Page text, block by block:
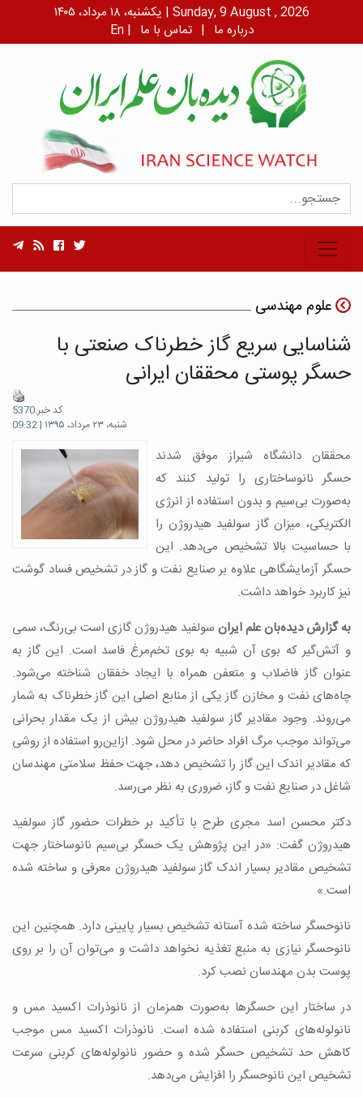
یکشنبه، ۱۸ مرداد، ۱۴۰۵ | Sunday, 9 August , 2026
En | درباره ما | تماس با ما
علوم مهندسی
شناسایی سریع گاز خطرناک صنعتی با
حسگر پوستی محققان ایرانی
کد خبر:5370
شنبه، ۲۳ مرداد، ۱۳۹۵ | 09:32
محققان دانشگاه شیراز موفق شدند
حسگر نانوساختاری را تولید کنند که
به‌صورت بی‌سیم و بدون استفاده از انرژی
الکتریکی، میزان گاز سولفید هیدروژن را
با حساسیت بالا تشخیص می‌دهد. این
حسگر آزمایشگاهی علاوه بر صنایع نفت و گاز در تشخیص فساد گوشت
نیز کاربرد خواهد داشت.
به گزارش دیده‌بان علم ایران سولفید هیدروژن گازی است بی‌رنگ، سمی
و آتش‌گیر که بوی آن شبیه به بوی تخم‌مرغ فاسد است. این گاز به
عنوان گاز فاضلاب و متعفن همراه با ایجاد خفقان شناخته می‌شود.
چاه‌های نفت و مخازن گاز یکی از منابع اصلی این گاز خطرناک به شمار
می‌روند. وجود مقادیر گاز سولفید هیدروژن بیش از یک مقدار بحرانی
می‌تواند موجب مرگ افراد حاضر در محل شود. ازاین‌رو استفاده از روشی
که مقادیر اندک این گاز را تشخیص دهد، جهت حفظ سلامتی مهندسان
شاغل در صنایع نفت و گاز، ضروری به نظر می‌رسد.
دکتر محسن اسد مجری طرح با تأکید بر خطرات حضور گاز سولفید
هیدروژن گفت: «در این پژوهش یک حسگر بی‌سیم نانوساختار جهت
تشخیص مقادیر بسیار اندک گاز سولفید هیدروژن معرفی و ساخته ‌شده
است.»
نانوحسگر ساخته شده آستانه‌ تشخیص بسیار پایینی دارد. همچنین این
نانوحسگر نیازی به منبع تغذیه نخواهد داشت و می‌توان آن را بر روی
پوست بدن مهندسان نصب کرد.
در ساختار این حسگرها به‌صورت همزمان از نانوذرات اکسید مس و
نانولوله‌های کربنی استفاده شده است. نانوذرات اکسید مس موجب
کاهش حد تشخیص حسگر شده و حضور نانولوله‌های کربنی سرعت
تشخیص این نانوحسگر را افزایش می‌دهد.